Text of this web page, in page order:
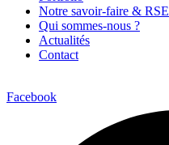
Notre savoir-faire & RSE
Qui sommes-nous ?
Actualités
Contact
Facebook